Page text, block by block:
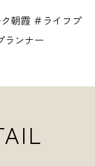
朝霞 ＃ライフプ
ランナー